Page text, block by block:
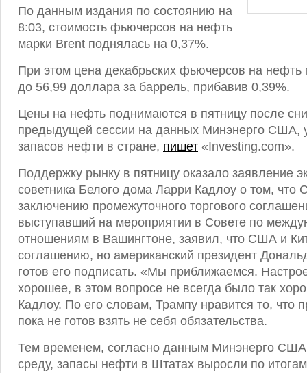
По данным издания по состоянию на
8:03, стоимость фьючерсов на нефть
марки Brent поднялась на 0,37%.
При этом цена декабрьских фьючерсов на
до 56,99 доллара за баррель, прибавив 0,39%.
Цены на нефть поднимаются в пятницу после
предыдущей сессии на данных Минэнерго США,
запасов нефти в стране, пишет «Investing.com».
Поддержку рынку в пятницу оказало заявление
советника Белого дома Ларри Кадлоу о том, что
заключению промежуточного торгового
выступавший на мероприятии в Совете по
отношениям в Вашингтоне, заявил, что США и
соглашению, но американский президент
готов его подписать. «Мы приближаемся.
хорошее, в этом вопросе не всегда было так
Кадлоу. По его словам, Трампу нравится то, что
пока не готов взять не себя обязательства.
Тем временем, согласно данным Минэнерго
среду, запасы нефти в Штатах выросли по